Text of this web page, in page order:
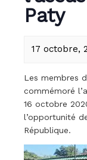
Paty
17 octobre,
Les membres
commémoré
16 octobre
l’opportunité
République.